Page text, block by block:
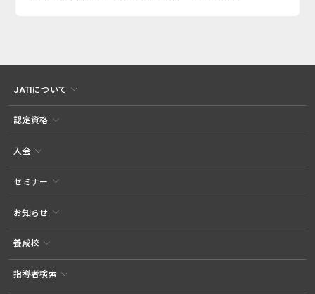
JATIについて
認定資格
入会
セミナー
お知らせ
養成校
指導者検索